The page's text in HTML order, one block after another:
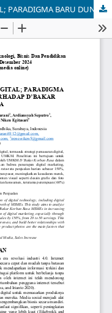
SUDUT PANDANG EKOSISTEM DIGITAL; PARADIGMA BARU DUNIA MARKETING TERHADAP D’BAKAR KORBAN RASA